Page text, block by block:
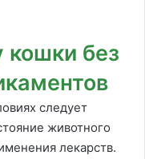
кошки без
следует
животного
лекарств.